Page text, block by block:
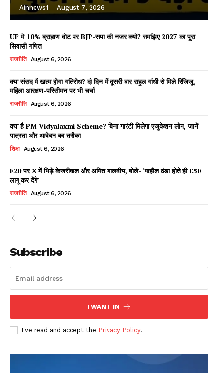
Facebook
X WhatsApp
Share
Read Latest News on AIN
Ainnews1 - August 7, 2026
UP में 10% ब्राह्मण वोट पर BJP-सपा की नजर क्यों? समझिए 2027 का पूरा
सियासी गणित
राजनीति August 6, 2026
क्या संसद में खत्म होगा गतिरोध? दो दिन में दूसरी बार राहुल गांधी से मिले रिजिजू,
महिला आरक्षण-परिसीमन पर भी चर्चा
राजनीति August 6, 2026
क्या है PM Vidyalaxmi Scheme? बिना गारंटी मिलेगा एजुकेशन लोन, जानें
पात्रता और आवेदन का तरीका
शिक्षा August 6, 2026
E20 पर X में भिड़े केजरीवाल और अमित मालवीय, बोले- ‘माहौल ठंडा होते ही E50
लागू कर देंगे’
राजनीति August 6, 2026
Subscribe
I WANT IN
I've read and accept the Privacy Policy.